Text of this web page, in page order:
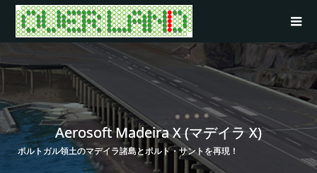
Aerosoft Madeira X (マデイラ X)
ポルトガル領土のマデイラ諸島とポルト・サントを再現！